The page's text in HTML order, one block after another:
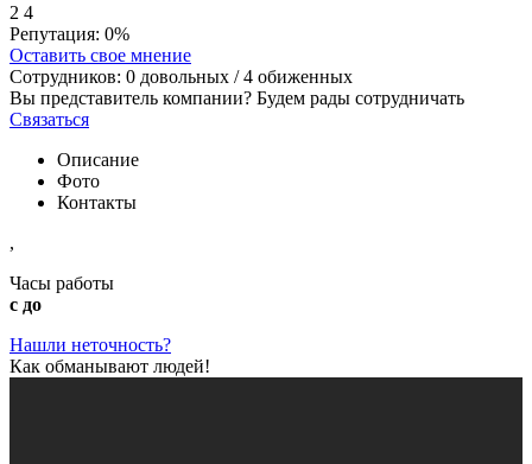
2 4
Репутация: 0%
Оставить свое мнение
Сотрудников: 0 довольных /4 обиженных
Вы представитель компании? Будем рады сотрудничать
Связаться
Описание
Фото
Контакты
,
Часы работы
с до
Нашли неточность?
Как обманывают людей!